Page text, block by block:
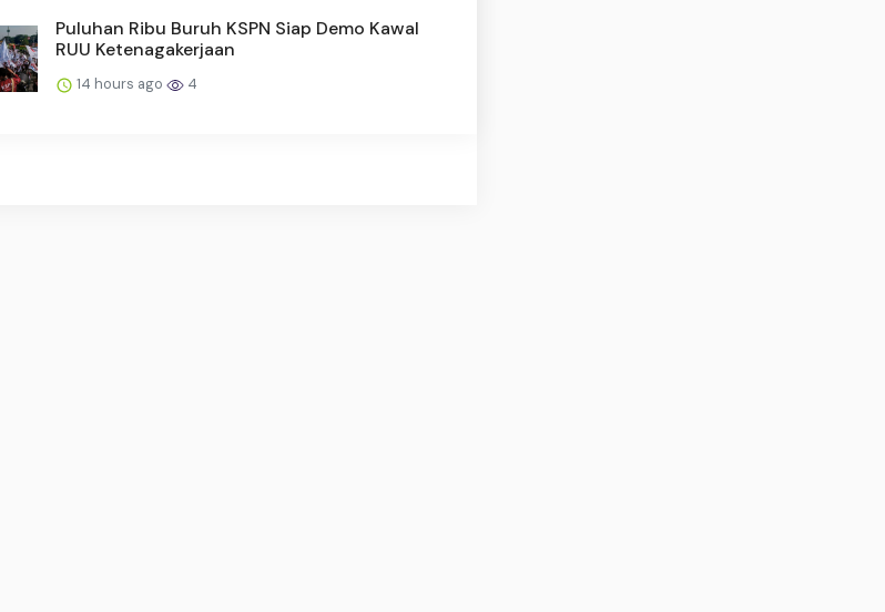
Puluhan Ribu Buruh KSPN Siap Demo Kawal
RUU Ketenagakerjaan
14 hours ago 4